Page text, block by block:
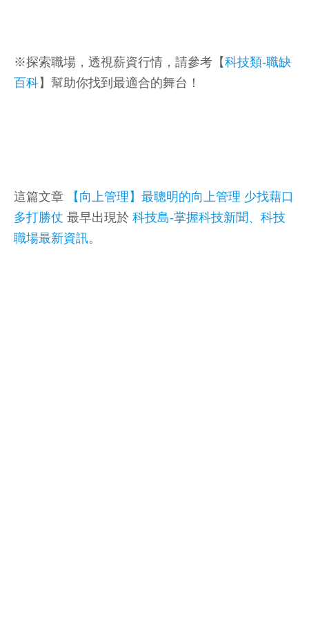
※探索職場，透視薪資行情，請參考【科技類-職缺
百科】幫助你找到最適合的舞台！
這篇文章
【向上管理】最聰明的向上管理 少找藉口
多打勝仗 最早出現於 科技島-掌握科技新聞、科技
職場最新資訊。